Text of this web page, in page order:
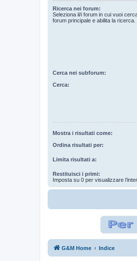
Ricerca nei forum:
Seleziona il/i forum in cui vuoi
forum principale e abilita la ricerca.
Cerca nei subforum:
Cerca:
Mostra i risultati come:
Ordina risultati per:
Limita risultati a:
Restituisci i primi:
Imposta su 0 per visualizzare
G&M Home Indice